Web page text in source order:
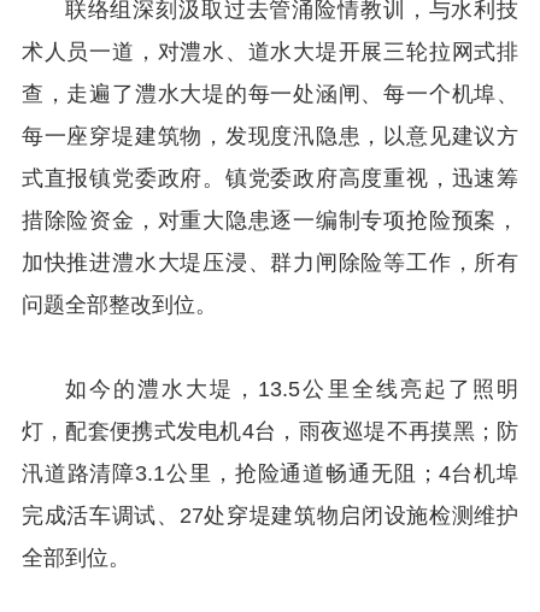
联络组深刻汲取过去管涌险情教训，与水利技
术人员一道，对澧水、道水大堤开展三轮拉网式排
查，走遍了澧水大堤的每一处涵闸、每一个机埠、
每一座穿堤建筑物，发现度汛隐患，以意见建议方
式直报镇党委政府。镇党委政府高度重视，迅速筹
措除险资金，对重大隐患逐一编制专项抢险预案，
加快推进澧水大堤压浸、群力闸除险等工作，所有
问题全部整改到位。
如今的澧水大堤，13.5公里全线亮起了照明
灯，配套便携式发电机4台，雨夜巡堤不再摸黑；防
汛道路清障3.1公里，抢险通道畅通无阻；4台机埠
完成活车调试、27处穿堤建筑物启闭设施检测维护
全部到位。